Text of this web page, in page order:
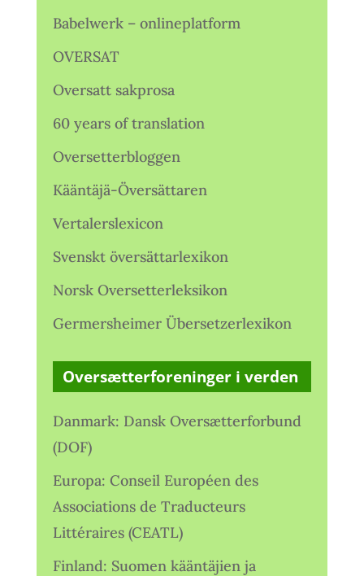
Babelwerk – onlineplatform
OVERSAT
Oversatt sakprosa
60 years of translation
Oversetterbloggen
Kääntäjä-Översättaren
Vertalerslexicon
Svenskt översättarlexikon
Norsk Oversetterleksikon
Germersheimer Übersetzerlexikon
Oversætterforeninger i verden
Danmark: Dansk Oversætterforbund
(DOF)
Europa: Conseil Européen des
Associations de Traducteurs
Littéraires (CEATL)
Finland: Suomen kääntäjien ja